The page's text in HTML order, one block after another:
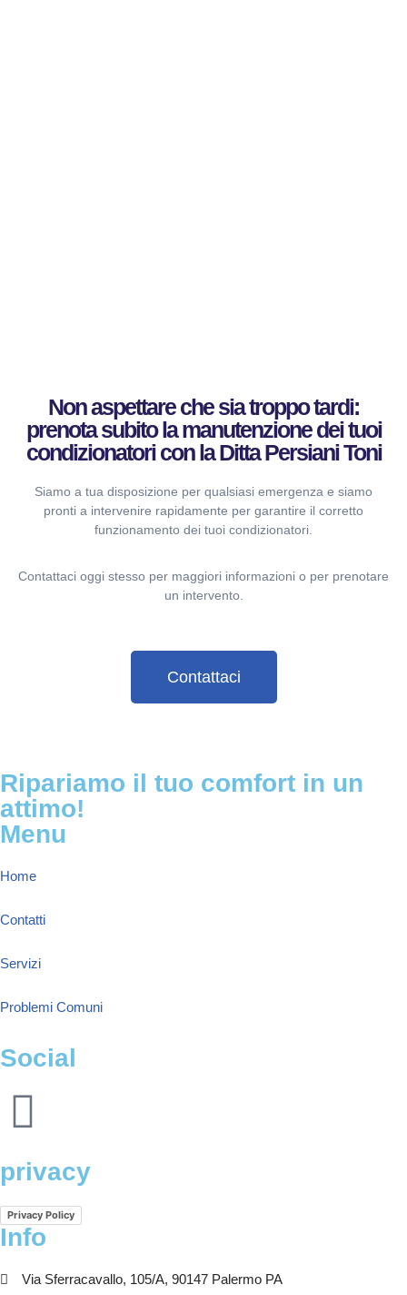
Non aspettare che sia troppo tardi:
prenota subito la manutenzione dei tuoi
condizionatori con la Ditta Persiani Toni
Siamo a tua disposizione per qualsiasi emergenza e siamo
pronti a intervenire rapidamente per garantire il corretto
funzionamento dei tuoi condizionatori.
Contattaci oggi stesso per maggiori informazioni o per prenotare
un intervento.
Contattaci
Ripariamo il tuo comfort in un
attimo!
Menu
Home
Contatti
Servizi
Problemi Comuni
Social
privacy
Privacy Policy
Info
Via Sferracavallo, 105/A, 90147 Palermo PA